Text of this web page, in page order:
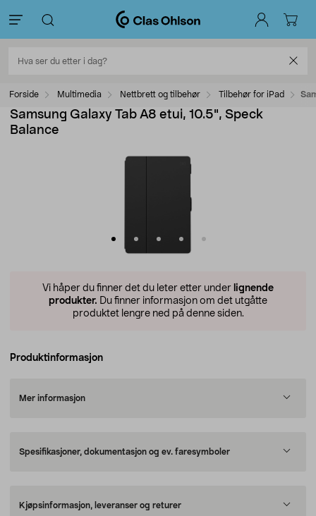
Forside Multimedia Nettbrett og tilbehør Tilbehør for iPad
Samsung Galaxy Tab A8 etui, 10.5", Speck
Balance
Vi håper du finner det du leter etter under lignende
produkter. Du finner informasjon om det utgåtte
produktet lengre ned på denne siden.
Produktinformasjon
Mer informasjon
Spesifikasjoner, dokumentasjon og ev. faresymboler
Kjøpsinformasjon, leveranser og returer